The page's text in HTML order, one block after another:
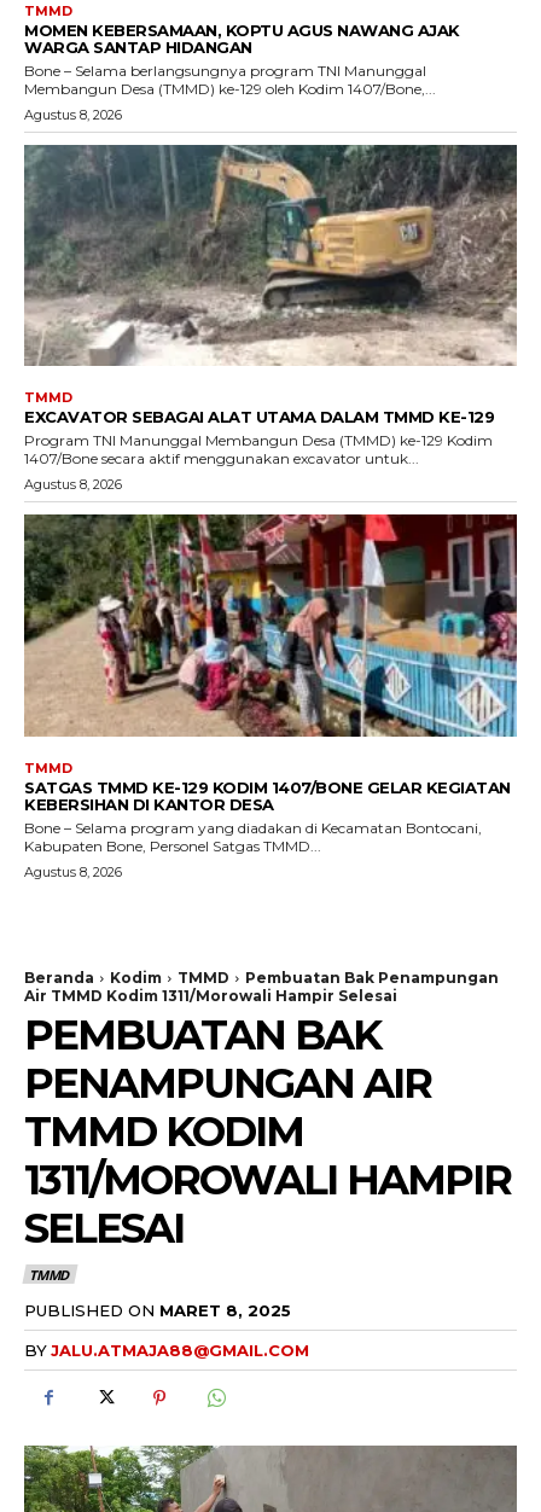
TMMD
MOMEN KEBERSAMAAN, KOPTU AGUS NAWANG AJAK
WARGA SANTAP HIDANGAN
Bone – Selama berlangsungnya program TNI Manunggal
Membangun Desa (TMMD) ke-129 oleh Kodim 1407/Bone,...
Agustus 8, 2026
TMMD
EXCAVATOR SEBAGAI ALAT UTAMA DALAM TMMD KE-129
Program TNI Manunggal Membangun Desa (TMMD) ke-129 Kodim
1407/Bone secara aktif menggunakan excavator untuk...
Agustus 8, 2026
TMMD
SATGAS TMMD KE-129 KODIM 1407/BONE GELAR KEGIATAN
KEBERSIHAN DI KANTOR DESA
Bone – Selama program yang diadakan di Kecamatan Bontocani,
Kabupaten Bone, Personel Satgas TMMD...
Agustus 8, 2026